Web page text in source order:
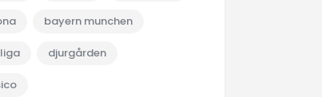
bayern munchen
djurgården